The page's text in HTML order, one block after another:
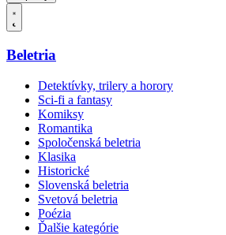
Beletria
Detektívky, trilery a horory
Sci-fi a fantasy
Komiksy
Romantika
Spoločenská beletria
Klasika
Historické
Slovenská beletria
Svetová beletria
Poézia
Ďalšie kategórie